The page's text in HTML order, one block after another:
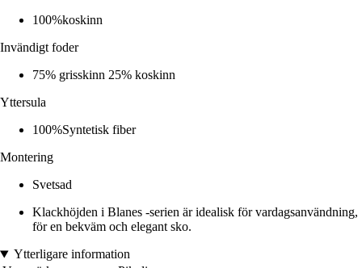
100%koskinn
Invändigt foder
75% grisskinn 25% koskinn
Yttersula
100%Syntetisk fiber
Montering
Svetsad
Klackhöjden i Blanes -serien är idealisk för vardagsanvändning,
för en bekväm och elegant sko.
Ytterligare information